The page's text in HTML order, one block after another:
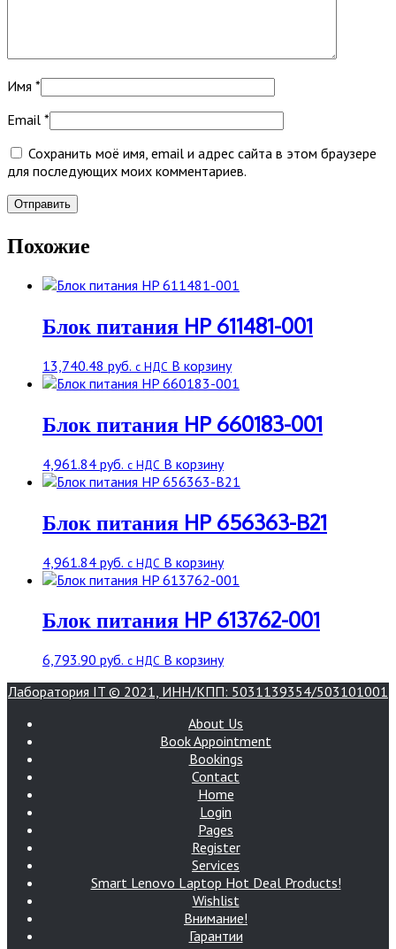
Имя *
Email *
Сохранить моё имя, email и адрес сайта в этом браузере
для последующих моих комментариев.
Похожие
Блок питания HP 611481-001
13,740.48 руб. с НДС В корзину
Блок питания HP 660183-001
4,961.84 руб. с НДС В корзину
Блок питания HP 656363-B21
4,961.84 руб. с НДС В корзину
Блок питания HP 613762-001
6,793.90 руб. с НДС В корзину
Лаборатория IT © 2021, ИНН/КПП: 5031139354/503101001
About Us
Book Appointment
Bookings
Contact
Home
Login
Pages
Register
Services
Smart Lenovo Laptop Hot Deal Products!
Wishlist
Внимание!
Гарантии